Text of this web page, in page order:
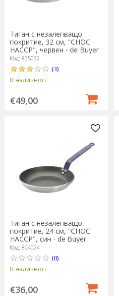
Тиган с незалепващо
покритие, 32 см, "CHOC
HACCP", червен - de Buyer
Код: 805032
(3)
В наличност
€49,00
Тиган с незалепващо
покритие, 24 см, "CHOC
HACCP", син - de Buyer
Код: 804024
(0)
В наличност
€36,00